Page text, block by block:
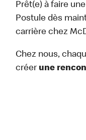
Prêt(e) à faire
Postule dès
carrière chez
Chez nous,
créer une